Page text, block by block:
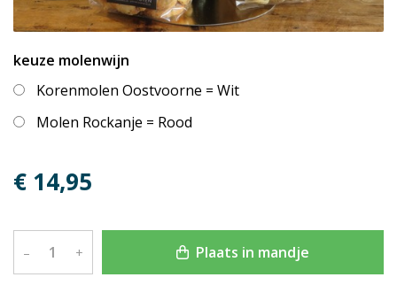
keuze molenwijn
Korenmolen Oostvoorne = Wit
Molen Rockanje = Rood
€ 14,95
– + Plaats in mandje